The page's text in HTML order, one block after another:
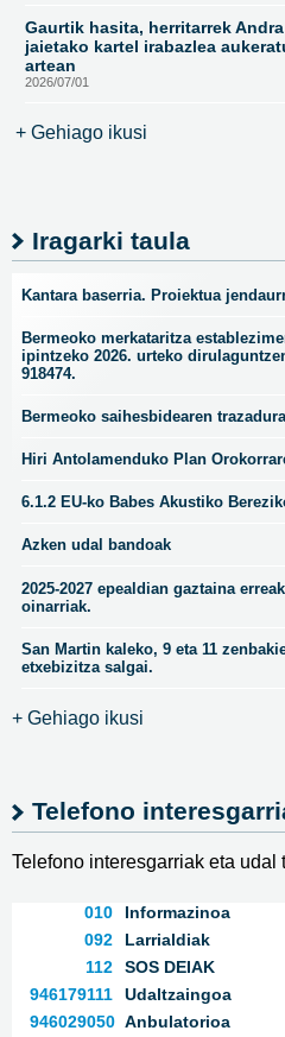
Gaurtik hasita, herritarrek
jaietako kartel irabazlea
artean
2026/07/01
+ Gehiago ikusi
Iragarki taula
Kantara baserria. Proiektua
Bermeoko merkataritza
ipintzeko 2026. urteko
918474.
Bermeoko saihesbidearen
Hiri Antolamenduko Plan
6.1.2 EU-ko Babes Akustiko
Azken udal bandoak
2025-2027 epealdian gaztaina
oinarriak.
San Martin kaleko, 9 eta 11
etxebizitza salgai.
+ Gehiago ikusi
Telefono
Telefono interesgarriak eta udal
010
Informazinoa
092
Larrialdiak
112
SOS DEIAK
946179111
Udaltzaingoa
946029050 Anbulatorioa